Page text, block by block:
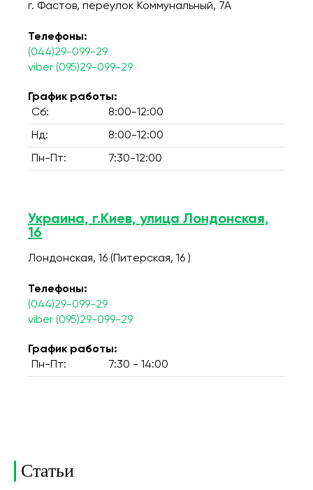
г. Фастов, переулок Коммунальный, 7А
Телефоны:
(044)29-099-29
viber (095)29-099-29
График работы:
Сб:
8:00-12:00
Нд: 8:00-12:00
Пн-Пт: 7:30-12:00
Украина, г.Киев, улица Лондонская,
16
Лондонская, 16 (Питерская, 16 )
Телефоны:
(044)29-099-29
viber (095)29-099-29
График работы:
Пн-Пт:
7:30 - 14:00
Статьи